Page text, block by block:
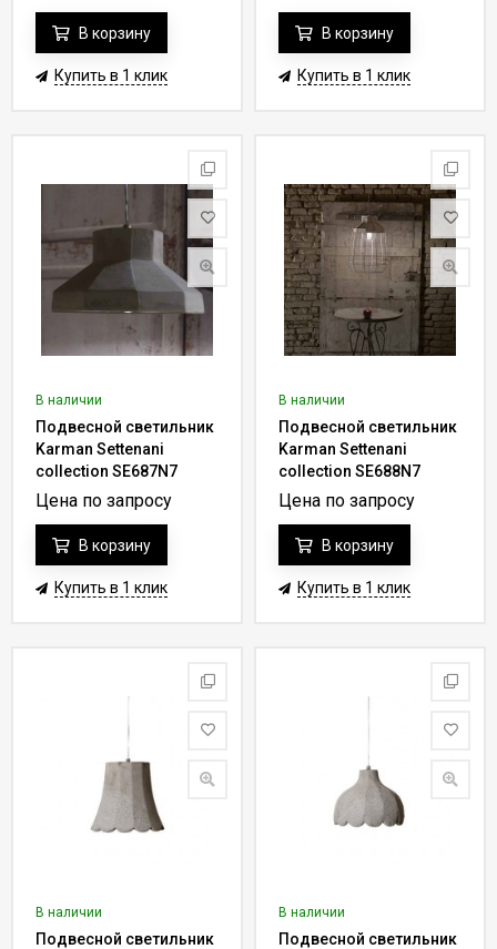
В корзину
Купить в 1 клик
В корзину
Купить в 1 клик
В наличии
Подвесной светильник
Karman Settenani
collection SE687N7
Цена по запросу
В корзину
Купить в 1 клик
В наличии
Подвесной светильник
Karman Settenani
collection SE688N7
Цена по запросу
В корзину
Купить в 1 клик
В наличии
Подвесной светильник
В наличии
Подвесной светильник